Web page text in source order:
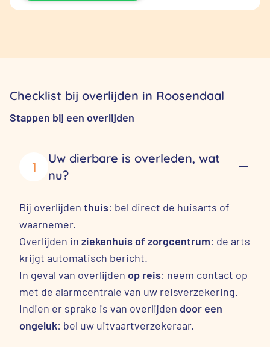
Checklist bij overlijden in Roosendaal
Stappen bij een overlijden
1
Uw dierbare is overleden, wat
nu?
Bij overlijden thuis: bel direct de huisarts of
waarnemer.
Overlijden in ziekenhuis of zorgcentrum: de arts
krijgt automatisch bericht.
In geval van overlijden op reis: neem contact op
met de alarmcentrale van uw reisverzekering.
Indien er sprake is van overlijden door een
ongeluk: bel uw uitvaartverzekeraar.